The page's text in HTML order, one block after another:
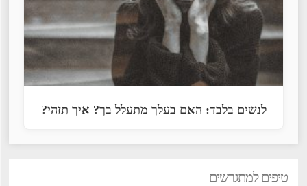
לנשים בלבד: האם בעלך מתעלל בך? איך תזהי?
טיפים למתגרשים